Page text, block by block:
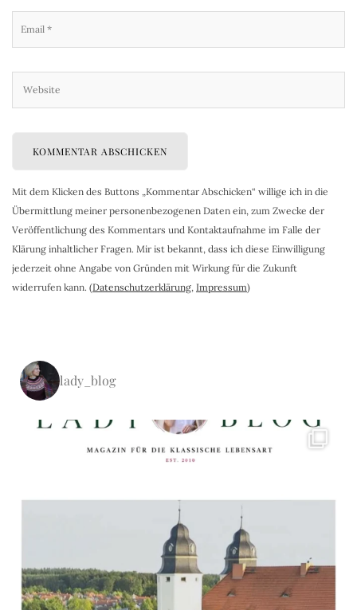
Mit dem Klicken des Buttons „Kommentar Abschicken“ willige ich in die
Übermittlung meiner personenbezogenen Daten ein, zum Zwecke der
Veröffentlichung des Kommentars und Kontaktaufnahme im Falle der
Klärung inhaltlicher Fragen. Mir ist bekannt, dass ich diese Einwilligung
jederzeit ohne Angabe von Gründen mit Wirkung für die Zukunft
widerrufen kann. (Datenschutzerklärung, Impressum)
lady_blog